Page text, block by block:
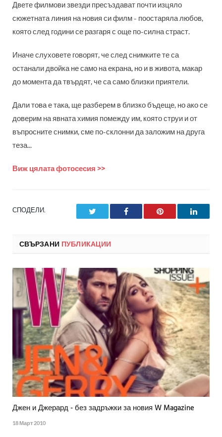
Двете филмови звезди пресъздават почти изцяло
сюжетната линия на новия си филм - поостаряла любов,
която след години се разгаря с още по-силна страст.
Иначе слуховете говорят, че след снимките те са
останали двойка не само на екрана, но и в живота, макар
до момента да твърдят, че са само близки приятели.
Дали това е така, ще разберем в близко бъдеще, но ако се
доверим на явната химия помежду им, която струи и от
въпросните снимки, сме по-склонни да заложим на друга
теза...
Виж цялата фотосесия >>
СПОДЕЛИ. Facebook Pinterest
СВЪРЗАНИ ПУБЛИКАЦИИ
Джен и Джерард - без задръжки за новия W Magazine
18 Март 2010